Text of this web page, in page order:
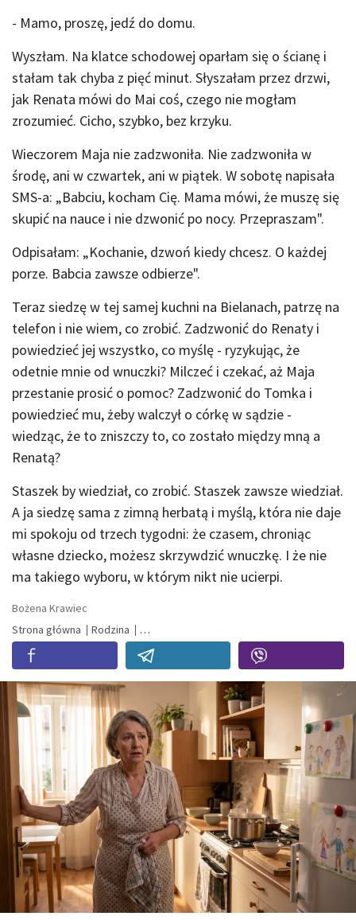
- Mamo, proszę, jedź do domu.
Wyszłam. Na klatce schodowej oparłam się o ścianę i
stałam tak chyba z pięć minut. Słyszałam przez drzwi,
jak Renata mówi do Mai coś, czego nie mogłam
zrozumieć. Cicho, szybko, bez krzyku.
Wieczorem Maja nie zadzwoniła. Nie zadzwoniła w
środę, ani w czwartek, ani w piątek. W sobotę napisała
SMS-a: „Babciu, kocham Cię. Mama mówi, że muszę się
skupić na nauce i nie dzwonić po nocy. Przepraszam".
Odpisałam: „Kochanie, dzwoń kiedy chcesz. O każdej
porze. Babcia zawsze odbierze".
Teraz siedzę w tej samej kuchni na Bielanach, patrzę na
telefon i nie wiem, co zrobić. Zadzwonić do Renaty i
powiedzieć jej wszystko, co myślę - ryzykując, że
odetnie mnie od wnuczki? Milczeć i czekać, aż Maja
przestanie prosić o pomoc? Zadzwonić do Tomka i
powiedzieć mu, żeby walczył o córkę w sądzie -
wiedząc, że to zniszczy to, co zostało między mną a
Renatą?
Staszek by wiedział, co zrobić. Staszek zawsze wiedział.
A ja siedzę sama z zimną herbatą i myślą, która nie daje
mi spokoju od trzech tygodni: że czasem, chroniąc
własne dziecko, możesz skrzywdzić wnuczkę. I że nie
ma takiego wyboru, w którym nikt nie ucierpi.
Bożena Krawiec
Strona główna
Rodzina